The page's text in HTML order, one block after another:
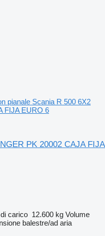
pianale Scania R 500 6X2
FIJA EURO 6
PK 20002 CAJA FIJA
carico 12.600 kg Volume
balestre/ad aria